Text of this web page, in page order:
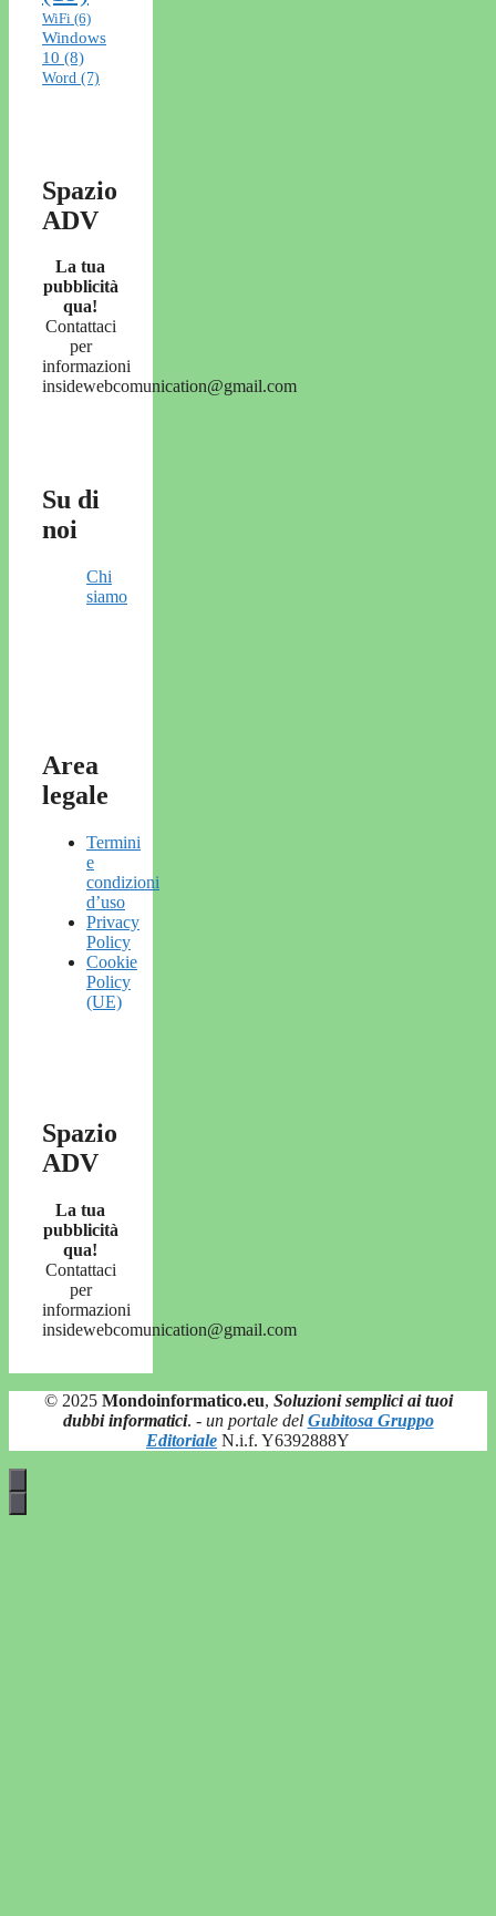
WiFi (6)
Windows
10 (8)
Word (7)
Spazio
ADV
La tua
pubblicità
qua!
Contattaci
per
informazioni
insidewebcomunication@gmail.com
Su di
noi
Chi
siamo
Area
legale
Termini
e
condizioni
d’uso
Privacy
Policy
Cookie
Policy
(UE)
Spazio
ADV
La tua
pubblicità
qua!
Contattaci
per
informazioni
insidewebcomunication@gmail.com
© 2025 Mondoinformatico.eu, Soluzioni semplici ai tuoi
dubbi informatici. - un portale del Gubitosa Gruppo
Editoriale N.i.f. Y6392888Y